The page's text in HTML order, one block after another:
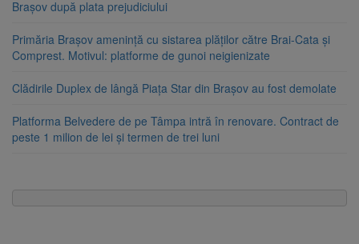
Brașov după plata prejudiciului
Primăria Brașov amenință cu sistarea plăților către Brai-Cata și
Comprest. Motivul: platforme de gunoi neigienizate
Clădirile Duplex de lângă Piața Star din Brașov au fost demolate
Platforma Belvedere de pe Tâmpa intră în renovare. Contract de
peste 1 milion de lei și termen de trei luni